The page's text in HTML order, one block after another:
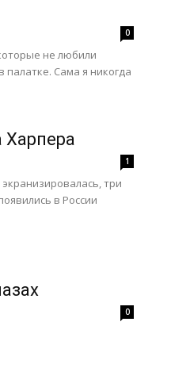
0
не любили
Сама я никогда
1
три
в России
0